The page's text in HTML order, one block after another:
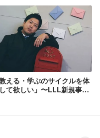
教える・学ぶのサイクルを体
て欲しい」〜LLL新規事業